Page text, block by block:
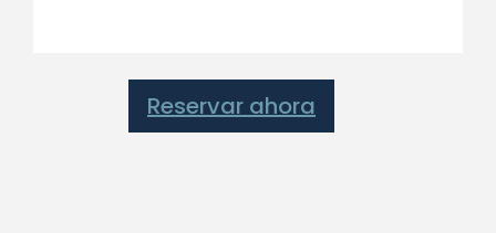
Reservar ahora